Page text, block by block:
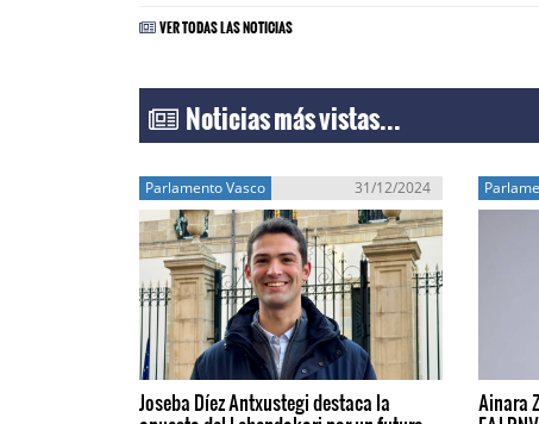
VER TODAS LAS NOTICIAS
Noticias más vistas...
Parlamento Vasco 31/12/2024
Joseba Díez Antxustegi destaca la
Ainara